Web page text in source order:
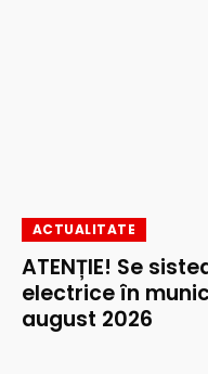
ACTUALITATE
ATENȚIE! Se
electrice în
august 2026